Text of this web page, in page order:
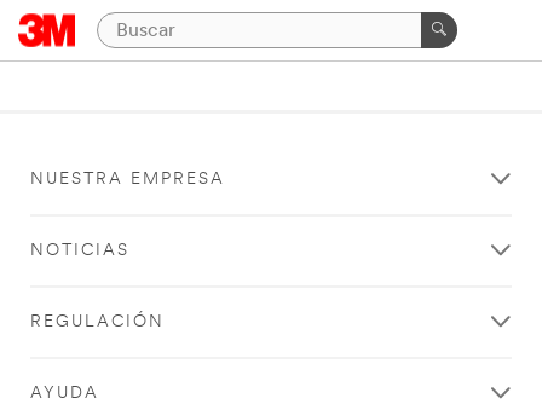
NUESTRA EMPRESA
NOTICIAS
REGULACIÓN
AYUDA